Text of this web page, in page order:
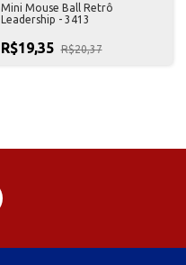
Mini Mouse Ball Retrô
Leadership - 3413
R$19,35 R$20,37